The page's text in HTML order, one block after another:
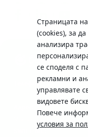
Страницата
(cookies), за
анализира
се споделя с
рекламни и
управлявате
видовете
Повече
условия за
Телефон:
0700 10 375 / *2375
Московска No.19 / ул.
SWIFT/BIC: